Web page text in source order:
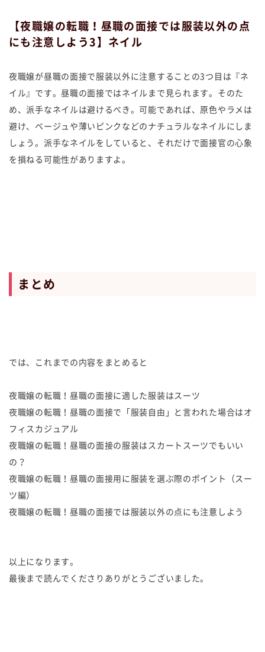
【夜職嬢の転職！昼職の面接では服装以外の点
にも注意しよう3】ネイル
夜職嬢が昼職の面接で服装以外に注意することの3つ目は『ネ
イル』です。昼職の面接ではネイルまで見られます。そのた
め、派手なネイルは避けるべき。可能であれば、原色やラメは
避け、ベージュや薄いピンクなどのナチュラルなネイルにしま
しょう。派手なネイルをしていると、それだけで面接官の心象
を損ねる可能性がありますよ。
まとめ
では、これまでの内容をまとめると
夜職嬢の転職！昼職の面接に適した服装はスーツ
夜職嬢の転職！昼職の面接で「服装自由」と言われた場合はオ
フィスカジュアル
夜職嬢の転職！昼職の面接の服装はスカートスーツでもいい
の？
夜職嬢の転職！昼職の面接用に服装を選ぶ際のポイント（スー
ツ編）
夜職嬢の転職！昼職の面接では服装以外の点にも注意しよう
以上になります。
最後まで読んでくださりありがとうございました。